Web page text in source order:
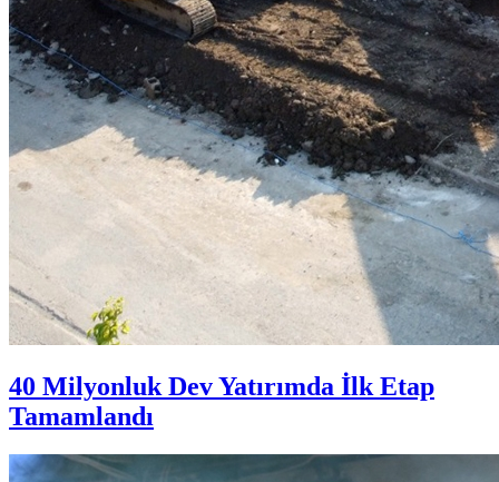
40 Milyonluk Dev Yatırımda İlk Etap
Tamamlandı